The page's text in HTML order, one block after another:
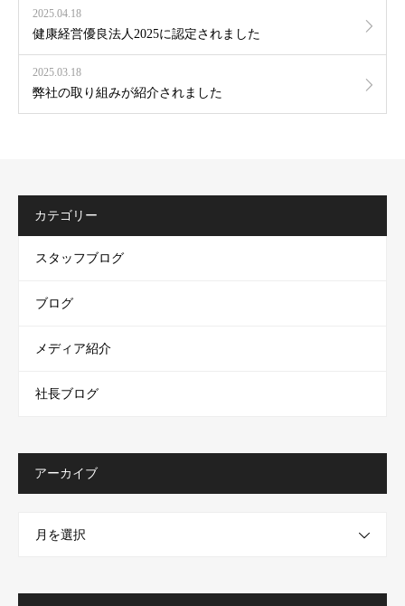
2025.04.18
健康経営優良法人2025に認定されました
2025.03.18
弊社の取り組みが紹介されました
カテゴリー
スタッフブログ
ブログ
メディア紹介
社長ブログ
アーカイブ
月を選択